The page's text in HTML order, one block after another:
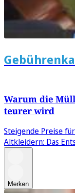
Warum die
teurer wird
Steigende Preise
Altkleidern: Das
Merken